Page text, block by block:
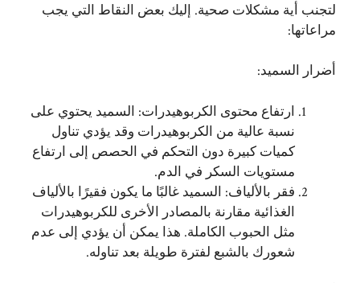
لتجنب أية مشكلات صحية. إليك بعض النقاط التي يجب
مراعاتها:
أضرار السميد:
ارتفاع محتوى الكربوهيدرات: السميد يحتوي على
نسبة عالية من الكربوهيدرات وقد يؤدي تناول
كميات كبيرة دون التحكم في الحصص إلى ارتفاع
مستويات السكر في الدم.
فقر بالألياف: السميد غالبًا ما يكون فقيرًا بالألياف
الغذائية مقارنة بالمصادر الأخرى للكربوهيدرات
مثل الحبوب الكاملة. هذا يمكن أن يؤدي إلى عدم
شعورك بالشبع لفترة طويلة بعد تناوله.